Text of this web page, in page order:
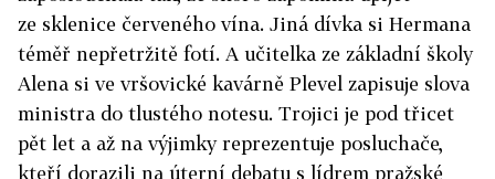
ze sklenice červeného vína. Jiná dívka si Hermana
téměř nepřetržitě fotí. A učitelka ze základní školy
Alena si ve vršovické kavárně Plevel zapisuje slova
ministra do tlustého notesu. Trojici je pod třicet
pět let a až na výjimky reprezentuje posluchače,
kteří dorazili na úterní debatu s lídrem pražské